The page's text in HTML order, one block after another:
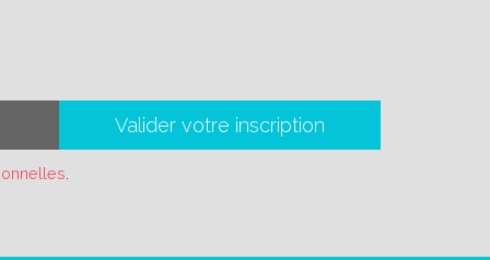
Valider votre inscription